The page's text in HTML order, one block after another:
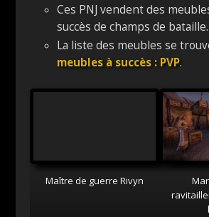
Ces PNJ vendent des
succès de champs de bataille.
La liste des meubles se
meubles à succès : PVP.
Maître de guerre Rivyn